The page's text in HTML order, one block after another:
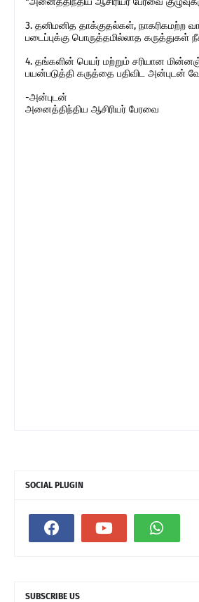
3. தனிமனித தாக்குதல்கள், நாகரிகமற்ற
படைப்புக்கு பொருத்தமில்லாத கருத்துகள்
4. தங்களின் பெயர் மற்றும் சரியான
பயன்படுத்தி கருத்தை பதிவிட அன்புடன்
-அன்புடன்
அனைத்திந்திய ஆசிரியர் பேரவை
SOCIAL PLUGIN
SUBSCRIBE US